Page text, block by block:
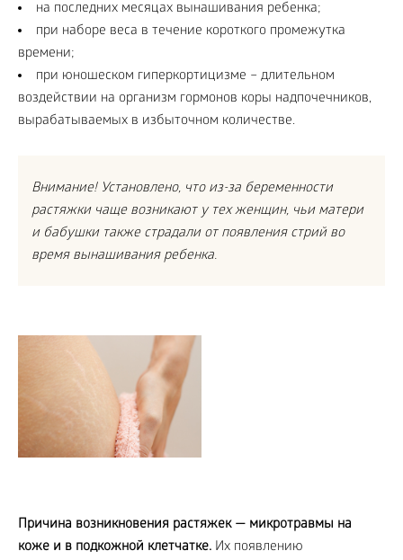
на последних месяцах вынашивания ребенка;
при наборе веса в течение короткого промежутка
времени;
при юношеском гиперкортицизме – длительном
воздействии на организм гормонов коры надпочечников,
вырабатываемых в избыточном количестве.
Внимание! Установлено, что из-за беременности
растяжки чаще возникают у тех женщин, чьи матери
и бабушки также страдали от появления стрий во
время вынашивания ребенка.
Причина возникновения растяжек — микротравмы на
коже и в подкожной клетчатке. Их появлению